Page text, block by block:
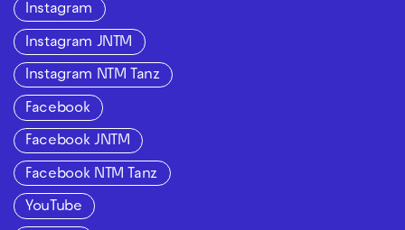
Instagram
Instagram JNTM
Instagram NTM Tanz
Facebook
Facebook JNTM
Facebook NTM Tanz
YouTube